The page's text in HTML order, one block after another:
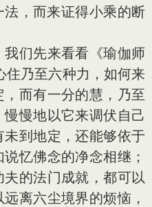
，而来证得小乘的断
们先来看看《瑜伽师
乃至六种力，如何来
而有一分的慧，乃至
慢地以它来调伏自己
到地定，还能够依于
忆佛念的净念相继；
的法门成就，都可以
离六尘境界的烦恼，